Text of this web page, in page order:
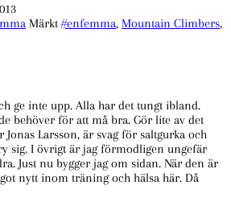
Märkt#enfemma, Mountain Climbers,
ge inte upp. Alla har det tungt ibland.
behöver för att må bra. Gör lite av det
Jonas Larsson, är svag för saltgurka och
sig. I övrigt är jag förmodligen ungefär
Just nu bygger jag om sidan. När den är
nytt inom träning och hälsa här. Då